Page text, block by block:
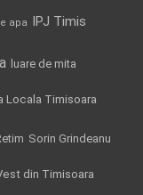
apa IPJ Timis
luare de mita
Locala Timisoara
Sorin Grindeanu
din Timisoara